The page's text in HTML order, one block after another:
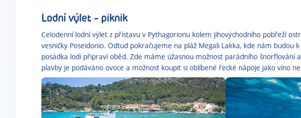
Lodní výlet - piknik
Celodenní lodní výlet z přístavu v Pythagorionu kolem jihovýchodního pobřeží
vesničky Poseidonio. Odtud pokračujeme na pláž Megali Lakka, kde nám budou
posádka lodi připraví oběd. Zde máme úžasnou možnost parádního šnorflování
plavby je podáváno ovoce a možnost koupit si oblíbené řecké nápoje jako víno